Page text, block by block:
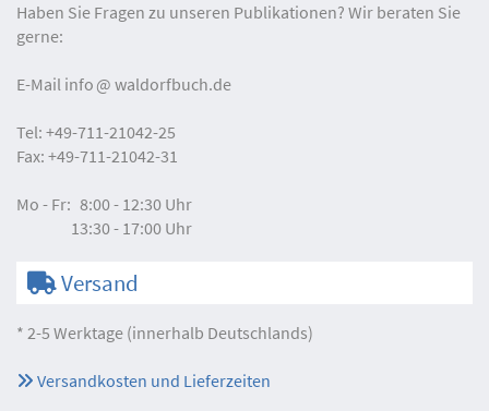
Haben Sie Fragen zu unseren Publikationen? Wir beraten Sie
gerne:
E-Mail info waldorfbuch.de
Tel: +49-711-21042-25
Fax: +49-711-21042-31
Mo - Fr: 8:00 - 12:30 Uhr
13:30 - 17:00 Uhr
Versand
* 2-5 Werktage (innerhalb Deutschlands)
Versandkosten und Lieferzeiten